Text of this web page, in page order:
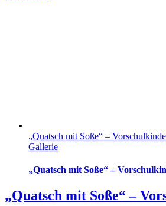
„Quatsch mit Soße“ –
Gallerie
„Quatsch mit Soße“ –
„Quatsch mit Soße“ –